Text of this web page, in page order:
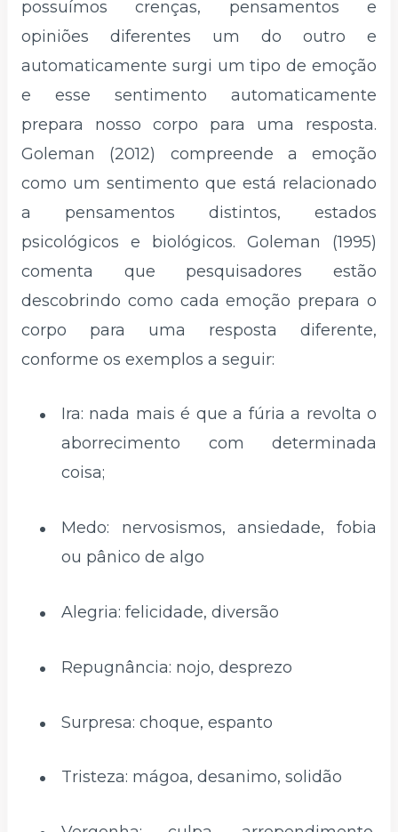
possuímos crenças, pensamentos e
opiniões diferentes um do outro e
automaticamente surgi um tipo de emoção
e esse sentimento automaticamente
prepara nosso corpo para uma resposta.
Goleman (2012) compreende a emoção
como um sentimento que está relacionado
a pensamentos distintos, estados
psicológicos e biológicos. Goleman (1995)
comenta que pesquisadores estão
descobrindo como cada emoção prepara o
corpo para uma resposta diferente,
conforme os exemplos a seguir:
Ira: nada mais é que a fúria a revolta o
aborrecimento com determinada
coisa;
Medo: nervosismos, ansiedade, fobia
ou pânico de algo
Alegria: felicidade, diversão
Repugnância: nojo, desprezo
Surpresa: choque, espanto
Tristeza: mágoa, desanimo, solidão